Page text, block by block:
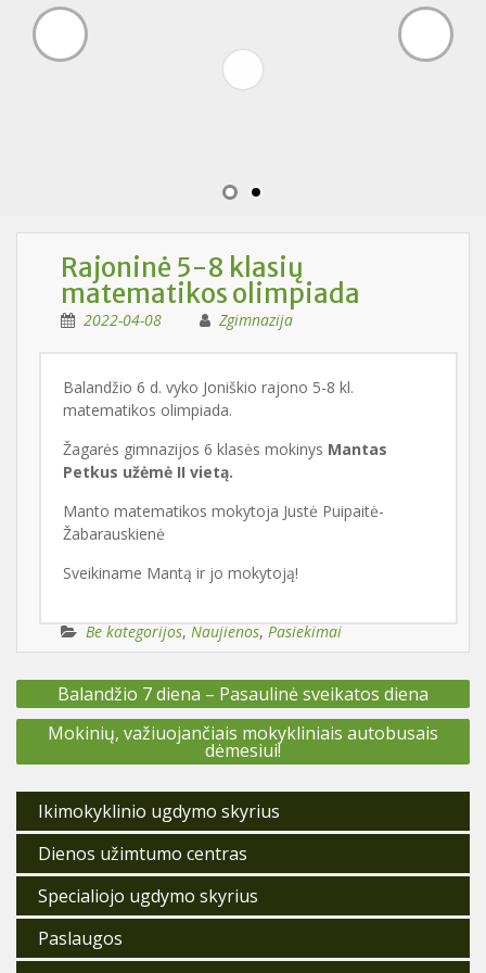
Rajoninė 5-8 klasių
matematikos olimpiada
2022-04-08 Zgimnazija
Balandžio 6 d. vyko Joniškio rajono 5-8 kl.
matematikos olimpiada.
Žagarės gimnazijos 6 klasės mokinys Mantas
Petkus užėmė II vietą.
Manto matematikos mokytoja Justė Puipaitė-
Žabarauskienė
Sveikiname Mantą ir jo mokytoją!
Be kategorijos, Naujienos, Pasiekimai
Navigacija
įrašų
Balandžio 7 diena – Pasaulinė sveikatos diena
Mokinių, važiuojančiais mokykliniais autobusais
dėmesiui!
Ikimokyklinio ugdymo skyrius
Dienos užimtumo centras
Specialiojo ugdymo skyrius
Paslaugos